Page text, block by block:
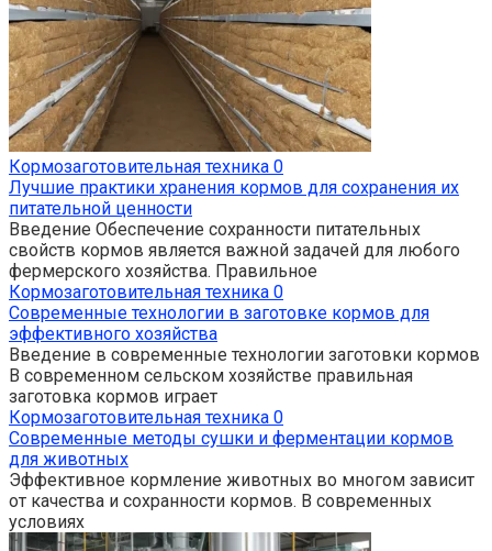
Кормозаготовительная техника 0
Лучшие практики хранения кормов для сохранения их
питательной ценности
Введение Обеспечение сохранности питательных
свойств кормов является важной задачей для любого
фермерского хозяйства. Правильное
Кормозаготовительная техника 0
Современные технологии в заготовке кормов для
эффективного хозяйства
Введение в современные технологии заготовки кормов
В современном сельском хозяйстве правильная
заготовка кормов играет
Кормозаготовительная техника 0
Современные методы сушки и ферментации кормов
для животных
Эффективное кормление животных во многом зависит
от качества и сохранности кормов. В современных
условиях